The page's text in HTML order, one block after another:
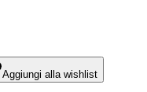
Aggiungi alla wishlist